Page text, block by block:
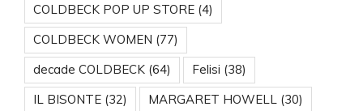
COLDBECK POP UP STORE (4)
COLDBECK WOMEN (77)
decade COLDBECK (64) Felisi (38)
IL BISONTE (32) MARGARET HOWELL (30)